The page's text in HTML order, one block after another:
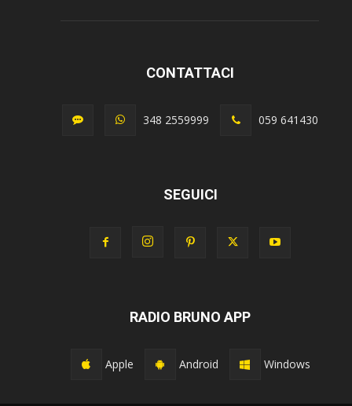
CONTATTACI
348 2559999 059 641430
SEGUICI
RADIO BRUNO APP
Apple Android Windows